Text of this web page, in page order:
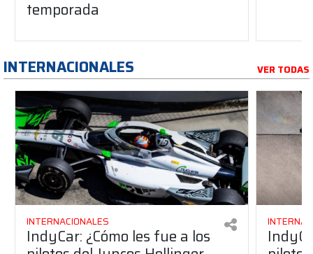
temporada
INTERNACIONALES VER TODAS
INTERNACIONALES
IndyCar: ¿Cómo les fue a los